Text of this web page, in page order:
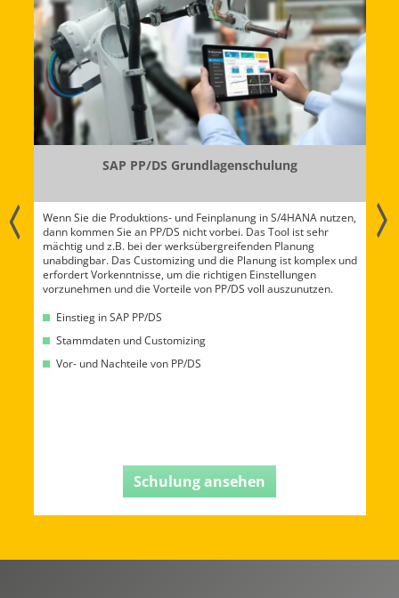
nutzen,
sehr
komplex und
SAP PP Grundlagenschulung
Lernen Sie an einem Tag, welche wichtigen Prozesse und
Funktionen in der Produktionsplanung und -steuerung im
existieren. Sie erhalten einen Einblick in das grundlegende
Customizing sowie der technischen Objekte, um einen
im Modul PP leisten zu können.
Organisationseinheiten und Stammdaten im SAP PP
Schnittstellen zu anderen Modulen
Schulung ansehen